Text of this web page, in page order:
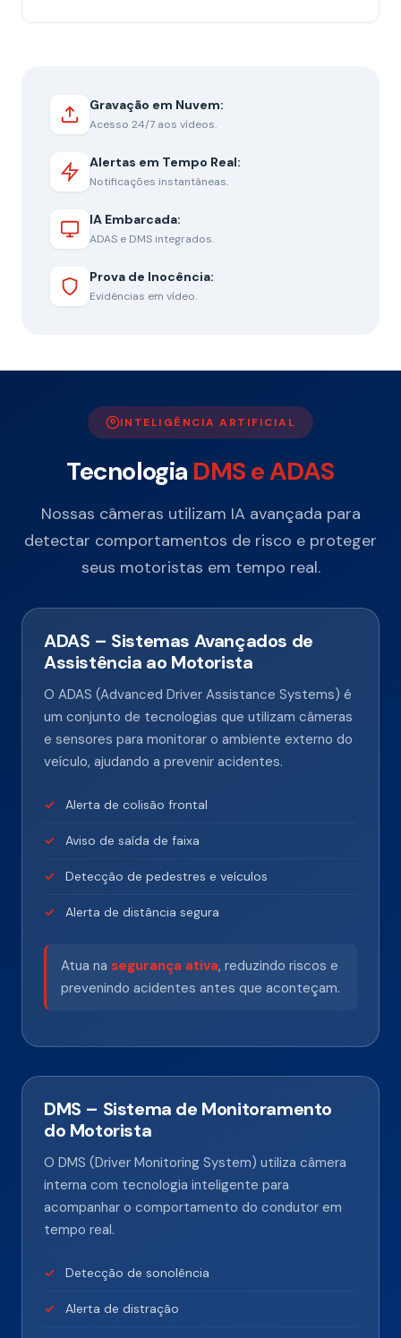
Gravação em Nuvem:
Acesso 24/7 aos vídeos.
Alertas em Tempo Real:
Notificações instantâneas.
IA Embarcada:
ADAS e DMS integrados.
Prova de Inocência:
Evidências em vídeo.
INTELIGÊNCIA ARTIFICIAL
Tecnologia DMS e ADAS
Nossas câmeras utilizam IA avançada para
detectar comportamentos de risco e proteger
seus motoristas em tempo real.
ADAS – Sistemas Avançados de
Assistência ao Motorista
O ADAS (Advanced Driver Assistance Systems) é
um conjunto de tecnologias que utilizam câmeras
e sensores para monitorar o ambiente externo do
veículo, ajudando a prevenir acidentes.
Alerta de colisão frontal
Aviso de saída de faixa
Detecção de pedestres e veículos
Alerta de distância segura
Atua na segurança ativa, reduzindo riscos e
prevenindo acidentes antes que aconteçam.
DMS – Sistema de Monitoramento
do Motorista
O DMS (Driver Monitoring System) utiliza câmera
interna com tecnologia inteligente para
acompanhar o comportamento do condutor em
tempo real.
Detecção de sonolência
Alerta de distração